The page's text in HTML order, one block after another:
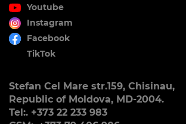
Youtube
Instagram
Facebook
TikTok
Stefan Cel Mare str.159, Chisinau,
Republic of Moldova, MD-2004.
Tel:. +373 22 233 983